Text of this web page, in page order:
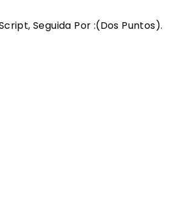
Seguida Por :(dos Puntos).